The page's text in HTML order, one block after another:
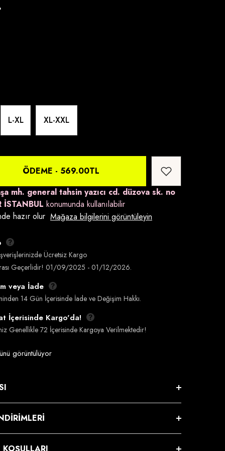
L-XL XL-XXL
ÖDEME - 569.00TL
mh. general tahsin yazıcı cd. düzova sk. no
konumunda kullanılabilir
hazır olur Mağaza bilgilerini görüntüleyin
Ücretsiz Kargo
Geçerlidir! 01/09/2025 - 01/12/2026.
veya İade
14 Gün İçerisinde İade ve Değişim Hakkı.
İçerisinde Kargo'da!
Genellikle 72 İçerisinde Kargoya Verilmektedir!
görüntülüyor